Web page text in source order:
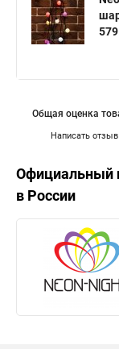
579
Написать отзыв
Общая оценка
Официальный
в России